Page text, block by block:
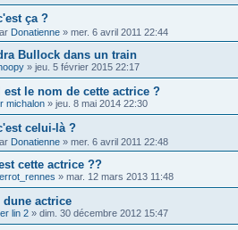
ça ?
Donatienne » mer. 6 avril 2011 22:44
Bullock dans un train
» jeu. 5 février 2015 22:17
est le nom de cette actrice ?
michalon » jeu. 8 mai 2014 22:30
celui-là ?
Donatienne » mer. 6 avril 2011 22:48
cette actrice ??
» mar. 12 mars 2013 11:48
dune actrice
lin 2 » dim. 30 décembre 2012 15:47